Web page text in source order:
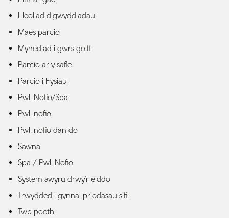
Lleoliad digwyddiadau
Maes parcio
Mynediad i gwrs golff
Parcio ar y safle
Parcio i Fysiau
Pwll Nofio/Sba
Pwll nofio
Pwll nofio dan do
Sawna
Spa / Pwll Nofio
System awyru drwy'r eiddo
Trwydded i gynnal priodasau sifil
Twb poeth